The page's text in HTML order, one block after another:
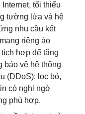
tối thiểu
tường lửa và hệ
nhu cầu kết
riêng ảo
hợp để tăng
bảo vệ hệ thống
(DDoS); lọc bỏ,
có nghi ngờ
phù hợp.